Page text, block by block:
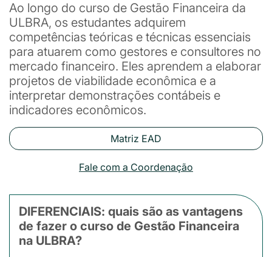
Ao longo do curso de Gestão Financeira da
ULBRA, os estudantes adquirem
competências teóricas e técnicas essenciais
para atuarem como gestores e consultores no
mercado financeiro. Eles aprendem a elaborar
projetos de viabilidade econômica e a
interpretar demonstrações contábeis e
indicadores econômicos.
Matriz EAD
Fale com a Coordenação
DIFERENCIAIS: quais são as vantagens
de fazer o curso de Gestão Financeira
na ULBRA?